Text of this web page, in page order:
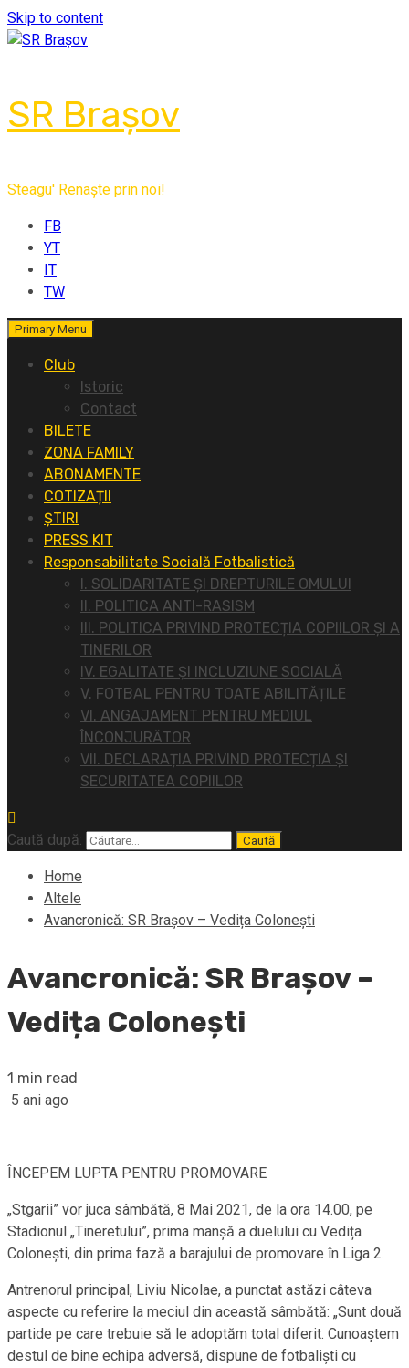
Skip to content
SR Brașov
Steagu' Renaște prin noi!
FB
YT
IT
TW
Primary Menu
Club
Istoric
Contact
BILETE
ZONA FAMILY
ABONAMENTE
COTIZAȚII
ȘTIRI
PRESS KIT
Responsabilitate Socială Fotbalistică
I. SOLIDARITATE ȘI DREPTURILE OMULUI
II. POLITICA ANTI-RASISM
III. POLITICA PRIVIND PROTECȚIA COPIILOR ȘI A
TINERILOR
IV. EGALITATE ȘI INCLUZIUNE SOCIALĂ
V. FOTBAL PENTRU TOATE ABILITĂȚILE
VI. ANGAJAMENT PENTRU MEDIUL
ÎNCONJURĂTOR
VII. DECLARAȚIA PRIVIND PROTECȚIA ȘI
SECURITATEA COPIILOR
Caută după:
Home
Altele
Avancronică: SR Brașov – Vedița Colonești
Avancronică: SR Brașov –
Vedița Colonești
1 min read
5 ani ago
ÎNCEPEM LUPTA PENTRU PROMOVARE
„Stgarii” vor juca sâmbătă, 8 Mai 2021, de la ora 14.00, pe
Stadionul „Tineretului”, prima manșă a duelului cu Vedița
Colonești, din prima fază a barajului de promovare în Liga 2.
Antrenorul principal, Liviu Nicolae, a punctat astăzi câteva
aspecte cu referire la meciul din această sâmbătă: „Sunt două
partide pe care trebuie să le adoptăm total diferit. Cunoaștem
destul de bine echipa adversă, dispune de fotbaliști cu